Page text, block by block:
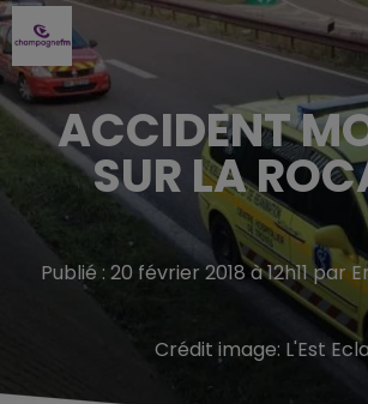
ACCIDENT
SUR LA
Publié : 20 février 2018 à 12h11 par
Crédit image: L'Est